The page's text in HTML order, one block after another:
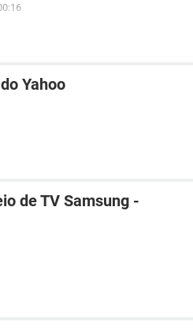
Yahoo
de TV Samsung -